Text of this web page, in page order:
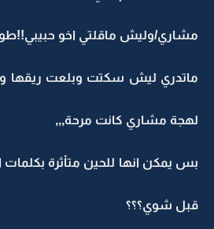
مشاري/وليش ماقلتي اخو
ماتدري ليش سكتت وبلعت ريقها
لهجة مشاري كانت مرحة,,,
بس يمكن انها للحين متاْثرة بكلمات
قبل شوي؟؟؟